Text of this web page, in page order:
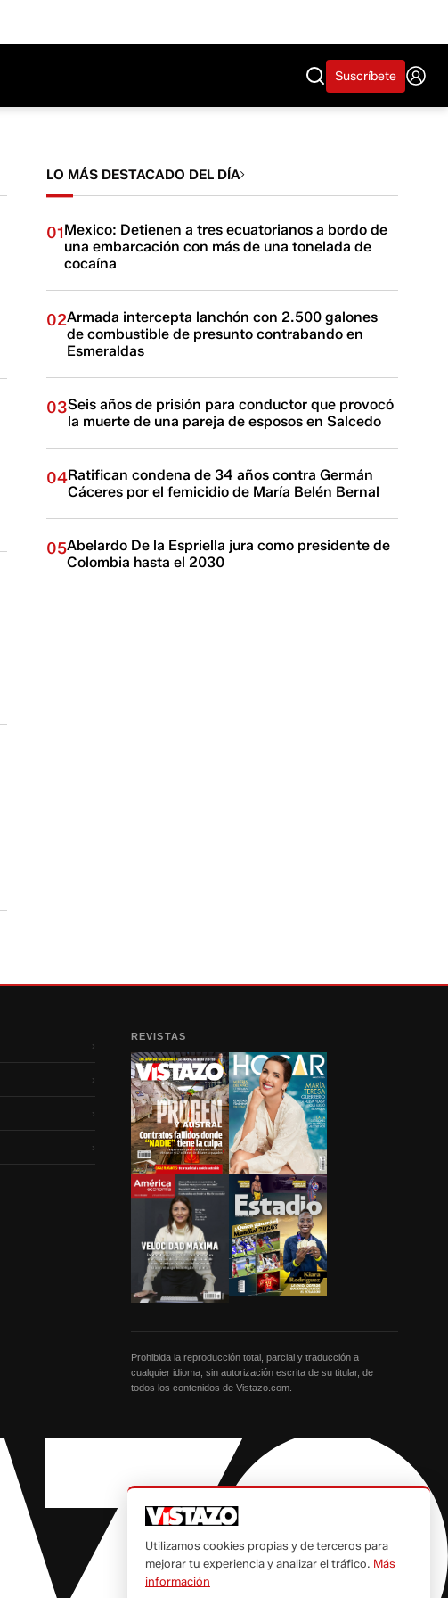
Suscríbete
LO MÁS DESTACADO DEL DÍA
01Mexico: Detienen a tres ecuatorianos a bordo de
una embarcación con más de una tonelada de
cocaína
02Armada intercepta lanchón con 2.500 galones
de combustible de presunto contrabando en
Esmeraldas
03Seis años de prisión para conductor que provocó
la muerte de una pareja de esposos en Salcedo
04Ratifican condena de 34 años contra Germán
Cáceres por el femicidio de María Belén Bernal
05Abelardo De la Espriella jura como presidente de
Colombia hasta el 2030
›
›
›
›
REVISTAS
Prohibida la reproducción total, parcial y traducción a
cualquier idioma, sin autorización escrita de su titular, de
todos los contenidos de Vistazo.com.
Utilizamos cookies propias y de terceros para
mejorar tu experiencia y analizar el tráfico. Más
información